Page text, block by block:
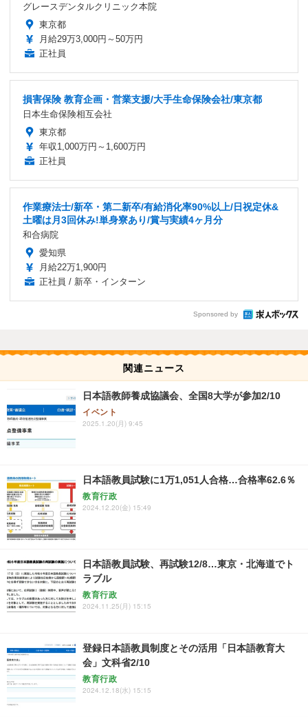
グレースデンタルクリニック本院
東京都
月給29万3,000円～50万円
正社員
損害保険 教育企画・営業支援/大手生命保険会社/東京都
日本生命保険相互会社
東京都
年収1,000万円～1,600万円
正社員
作業療法士/新卒・第二新卒/有給消化率90%以上/日祝定休&
土曜は月3回休み!単身寮あり/賞与実績4ヶ月分
和合病院
愛知県
月給22万1,900円
正社員 / 新卒・インターン
Sponsored by
関連ニュース
日本語教師養成協議会、全国8大学が参加2/10
イベント
2025.1.20(月) 9:45
日本語教員試験に1万1,051人合格…合格率62.6％
教育行政
2024.12.20(金) 15:49
日本語教員試験、再試験12/8…東京・北海道でト
ラブル
教育行政
2024.11.25(月) 15:15
登録日本語教員制度とその活用「日本語教育大
会」文科省2/10
教育行政
2024.12.18(水) 15:15